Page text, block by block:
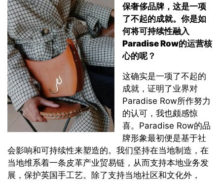
保奢侈品牌，这是一项
了不起的成就。你是如
何将可持续性融入
Paradise Row的运营核
心的呢？
这确实是一项了不起的
成就，证明了业界对
Paradise Row所作努力
的认可，我也颇感惊
喜。Paradise Row的品
牌形象最初便是基于社
会影响和可持续性来塑造的。我们坚持在当地制造，在
当地维系着一条皮革产业贸易链，从而支持本地业务发
展，保护英国手工艺。除了支持当地社区和文化外，